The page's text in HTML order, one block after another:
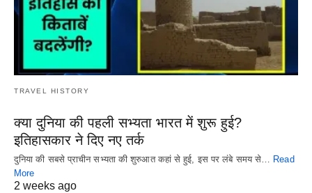
TRAVEL HISTORY
क्या दुनिया की पहली सभ्यता भारत में शुरू हुई?
इतिहासकार ने दिए नए तर्क
दुनिया की सबसे प्राचीन सभ्यता की शुरुआत कहां से हुई, इस पर लंबे समय से… Read
More
2 weeks ago